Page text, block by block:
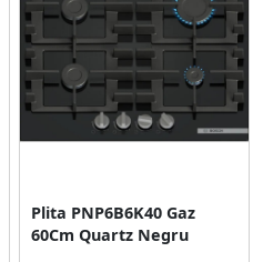
Plita PNP6B6K40 Gaz
60Cm Quartz Negru